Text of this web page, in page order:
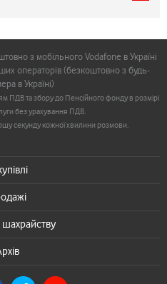
з мобільного Vodafone в Україні
операторів (безкоштовно з будь-
в Україні)
ПДВ та збору до Пенсійного фонду в розмірі
без урахування ПДВ.
секунду кожної хвилини розмови.
шахрайству